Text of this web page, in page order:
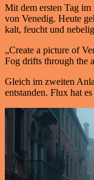
Mit dem ersten Tag im
von Venedig. Heute
kalt, feucht und
„Create a picture of
Fog drifts through the
Gleich im zweiten
entstanden. Flux hat